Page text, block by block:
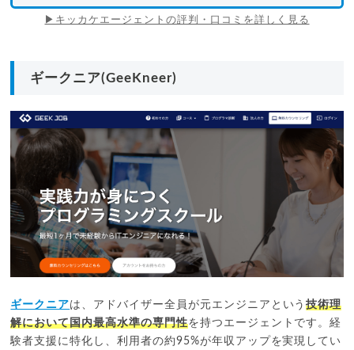
▶キッカケエージェントの評判・口コミを詳しく見る
ギークニア(GeeKneer)
ギークニアは、アドバイザー全員が元エンジニアという技術理
解において国内最高水準の専門性を持つエージェントです。経
験者支援に特化し、利用者の約95%が年収アップを実現してい